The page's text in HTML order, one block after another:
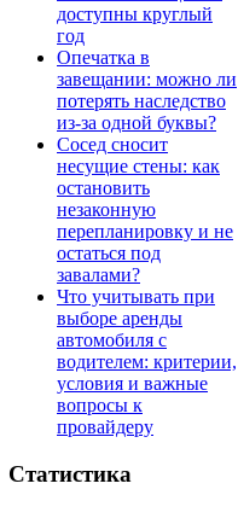
доступны круглый
год
Опечатка в
завещании: можно ли
потерять наследство
из-за одной буквы?
Сосед сносит
несущие стены: как
остановить
незаконную
перепланировку и не
остаться под
завалами?
Что учитывать при
выборе аренды
автомобиля с
водителем: критерии,
условия и важные
вопросы к
провайдеру
Статистика